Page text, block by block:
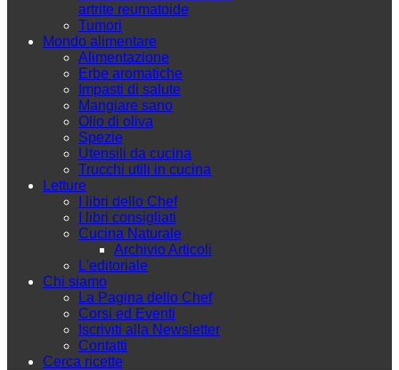
artrite reumatoide
Tumori
Mondo alimentare
Alimentazione
Erbe aromatiche
Impasti di salute
Mangiare sano
Olio di oliva
Spezie
Utensili da cucina
Trucchi utili in cucina
Letture
I libri dello Chef
I libri consigliati
Cucina Naturale
Archivio Articoli
L'editoriale
Chi siamo
La Pagina dello Chef
Corsi ed Eventi
Iscriviti alla Newsletter
Contatti
Cerca ricette